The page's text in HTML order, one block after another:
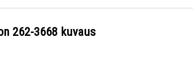
262-3668 kuvaus